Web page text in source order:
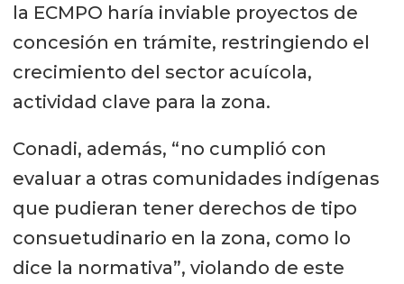
la ECMPO haría inviable proyectos de
concesión en trámite, restringiendo el
crecimiento del sector acuícola,
actividad clave para la zona.
Conadi, además, “no cumplió con
evaluar a otras comunidades indígenas
que pudieran tener derechos de tipo
consuetudinario en la zona, como lo
dice la normativa”, violando de este